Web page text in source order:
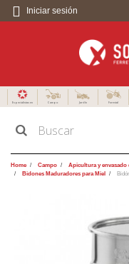
Iniciar sesión
Especialistas en Campo Jardín Forestal
Home Campo Apicultura y envasado
Bidones Maduradores para Miel